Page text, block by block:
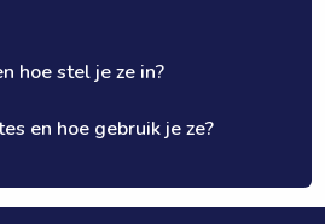
hoe stel je ze in?
en hoe gebruik je ze?